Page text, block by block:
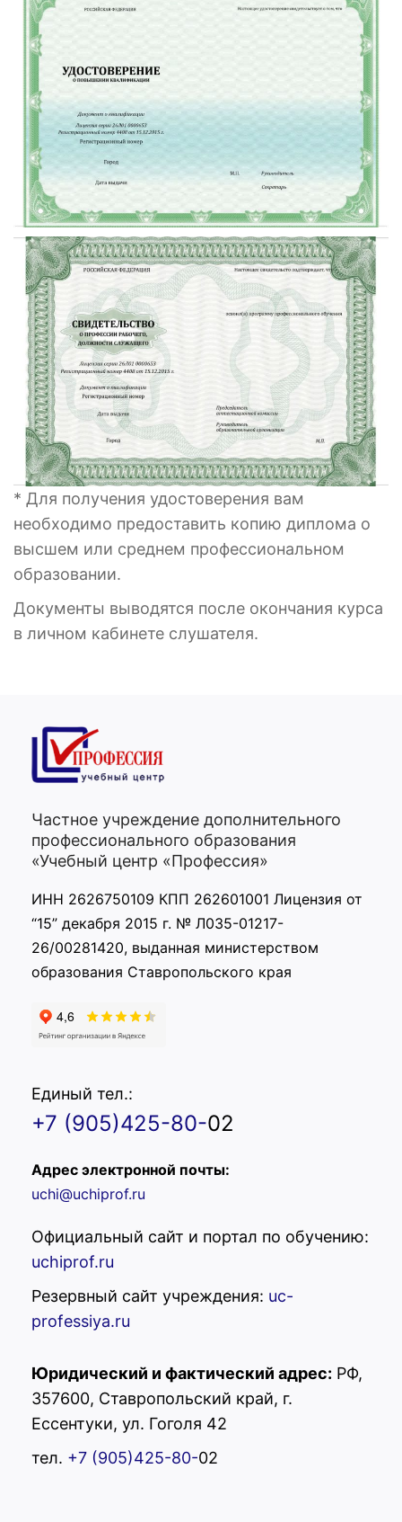
* Для получения удостоверения вам
необходимо предоставить копию диплома о
высшем или среднем профессиональном
образовании.
Документы выводятся после окончания курса
в личном кабинете слушателя.
Частное учреждение дополнительного
профессионального образования
«Учебный центр «Профессия»
ИНН 2626750109 КПП 262601001 Лицензия от
“15” декабря 2015 г. № Л035-01217-
26/00281420, выданная министерством
образования Ставропольского края
Единый тел.:
+7 (905)425-80-02
Адрес электронной почты:
uchi@uchiprof.ru
Официальный сайт и портал по обучению:
uchiprof.ru
Резервный сайт учреждения: uc-
professiya.ru
Юридический и фактический адрес: РФ,
357600, Ставропольский край, г.
Ессентуки, ул. Гоголя 42
тел. +7 (905)425-80-02